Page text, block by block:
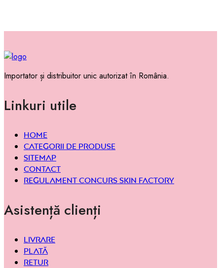
Importator și distribuitor unic autorizat în România.
Linkuri utile
Home
Categorii de produse
Sitemap
Contact
Regulament concurs Skin Factory
Asistență clienți
Livrare
Plată
Retur